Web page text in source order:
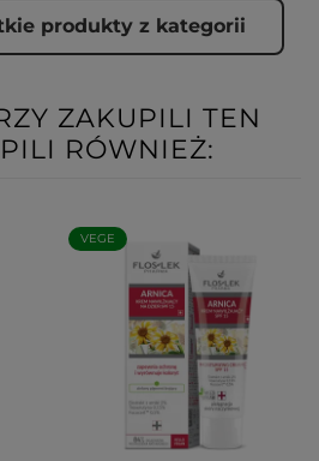
produkty z kategorii
ZAKUPILI TEN
RÓWNIEŻ:
VEGE